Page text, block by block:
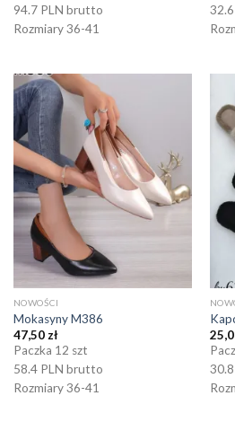
94.7 PLN brutto
Rozmiary 36-41
NOWOŚCI
Mokasyny M386
47,50 zł
Paczka 12 szt
58.4 PLN brutto
Rozmiary 36-41